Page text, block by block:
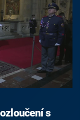
s